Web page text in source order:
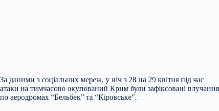
За даними з соціальних мереж, у ніч з 28 на 29 квітня під час
атаки на тимчасово окупований Крим були зафіксовані влучання
по аеродромах “Бельбек” та “Кіровське”.